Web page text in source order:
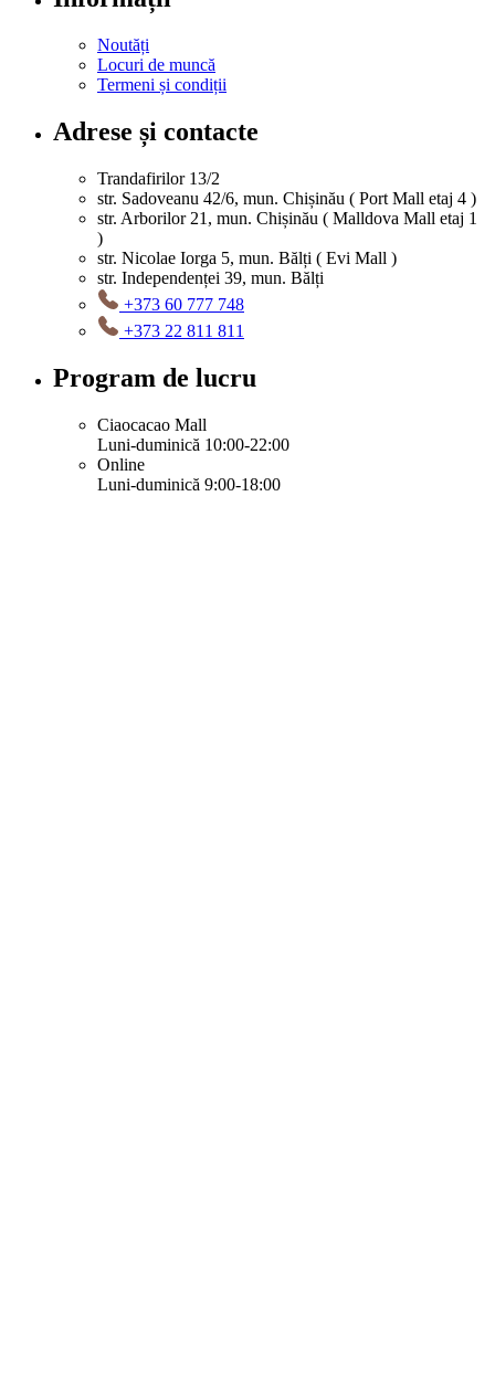
Noutăți
Locuri de muncă
Termeni și condiții
Adrese și contacte
Trandafirilor 13/2
str. Sadoveanu 42/6, mun. Chișinău ( Port Mall etaj 4 )
str. Arborilor 21, mun. Chișinău ( Malldova Mall etaj 1
)
str. Nicolae Iorga 5, mun. Bălți ( Evi Mall )
str. Independenței 39, mun. Bălți
+373 60 777 748
+373 22 811 811
Program de lucru
Ciaocacao Mall
Luni-duminică 10:00-22:00
Online
Luni-duminică 9:00-18:00